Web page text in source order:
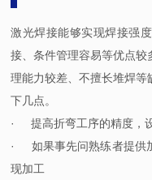
激光焊接能够实现焊接强
接、条件管理容易等优点
理能力较差、不擅长堆焊
下几点。
· 提高折弯工序的精度，
· 如果事先问熟练者提供
现加工